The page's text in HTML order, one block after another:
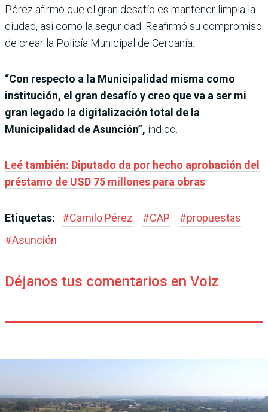
Pérez afirmó que el gran desafío es mantener limpia la
ciudad, así como la seguridad. Reafirmó su compromiso
de crear la Policía Municipal de Cercanía.
“Con respecto a la Municipalidad misma como
institución, el gran desafío y creo que va a ser mi
gran legado la digitalización total de la
Municipalidad de Asunción”, indicó.
Leé también: Diputado da por hecho aprobación del
préstamo de USD 75 millones para obras
Etiquetas: #Camilo Pérez #CAP #propuestas
#Asunción
Déjanos tus comentarios en Voiz